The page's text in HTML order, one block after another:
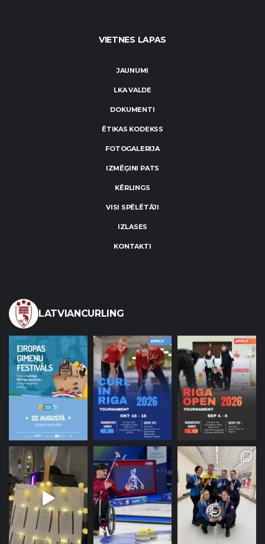
VIETNES LAPAS
JAUNUMI
LKA VALDE
DOKUMENTI
ĒTIKAS KODEKSS
FOTOGALERIJA
IZMĒĢINI PATS
KĒRLINGS
VISI SPĒLĒTĀJI
IZLASES
KONTAKTI
LATVIANCURLING